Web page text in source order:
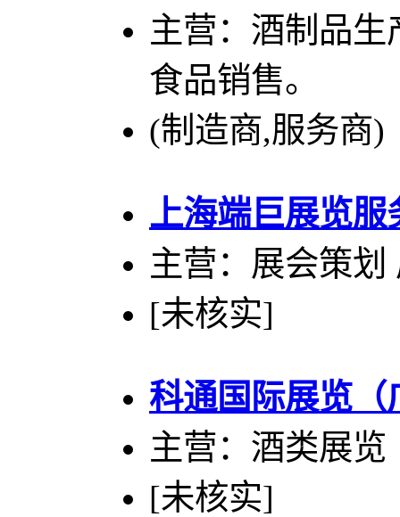
主营：酒制品
食品销售。
(制造商,服务商
上海端巨展览服
主营：展会策
[未核实]
科通国际展览（
主营：酒类展览
[未核实]